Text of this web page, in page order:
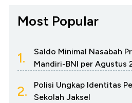
Most Popular
1.
Saldo Minimal Nasabah
Mandiri-BNI per Agustus
2.
Polisi Ungkap Identitas
Sekolah Jaksel